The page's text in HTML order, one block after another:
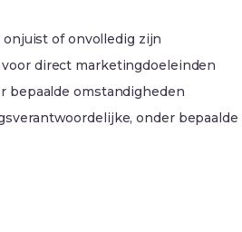
of onvolledig zijn
direct marketingdoeleinden
bepaalde omstandigheden
onder